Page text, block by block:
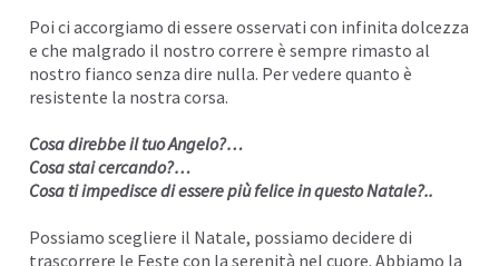
Poi ci accorgiamo di essere osservati con infinita dolcezza
e che malgrado il nostro correre è sempre rimasto al
nostro fianco senza dire nulla. Per vedere quanto è
resistente la nostra corsa.
Cosa direbbe il tuo Angelo?…
Cosa stai cercando?…
Cosa ti impedisce di essere più felice in questo Natale?..
Possiamo scegliere il Natale, possiamo decidere di
trascorrere le Feste con la serenità nel cuore. Abbiamo la